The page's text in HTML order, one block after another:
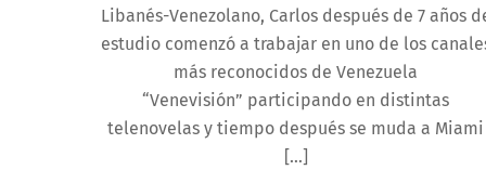
Libanés-Venezolano, Carlos después de 7 años
estudio comenzó a trabajar en uno de los
más reconocidos de Venezuela
“Venevisión” participando en distintas
telenovelas y tiempo después se muda a Miami
[…]